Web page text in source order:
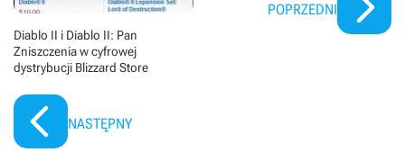
Diablo II i Diablo II: Pan
Zniszczenia w cyfrowej
dystrybucji Blizzard Store
NASTĘPNY
POPRZEDNI